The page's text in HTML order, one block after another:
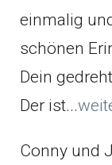
einmalig
schönen
Dein
Der ist...
Conny und